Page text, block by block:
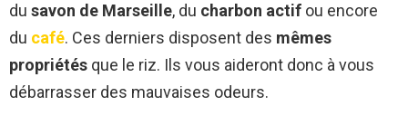
du savon de Marseille, du charbon actif ou encore
du café. Ces derniers disposent des mêmes
propriétés que le riz. Ils vous aideront donc à vous
débarrasser des mauvaises odeurs.